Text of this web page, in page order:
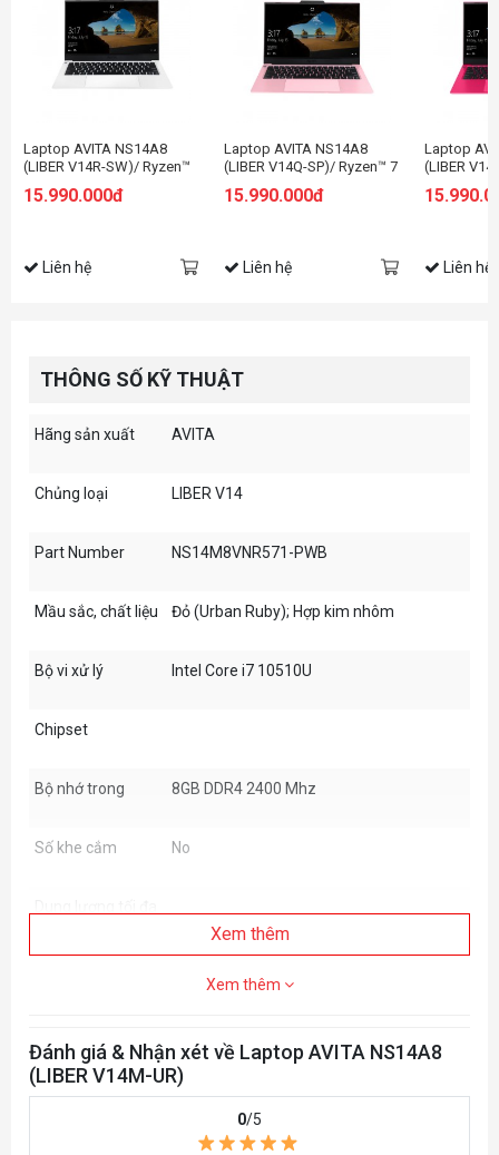
Laptop AVITA NS14A8
(LIBER V14R-SW)/ Ryzen™
15.990.000đ
Liên hệ
Laptop AVITA NS14A8
(LIBER V14Q-SP)/ Ryzen™ 7
15.990.000đ
Liên hệ
Laptop
(LIBER
Liên hệ
THÔNG SỐ KỸ THUẬT
Hãng sản xuất AVITA
Chủng loại LIBER V14
Part Number NS14M8VNR571-PWB
Mầu sắc, chất liệu Đỏ (Urban Ruby); Hợp kim nhôm
Bộ vi xử lý Intel Core i7 10510U
Chipset
Bộ nhớ trong 8GB DDR4 2400 Mhz
Số khe cắm No
Ổ quang No
1x Micro SD
Xem thêm
Xem thêm
Đánh giá & Nhận xét về Laptop AVITA NS14A8
(LIBER V14M-UR)
0/5